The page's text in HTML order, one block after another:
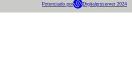
Potenciado por Digitalproserver 2024